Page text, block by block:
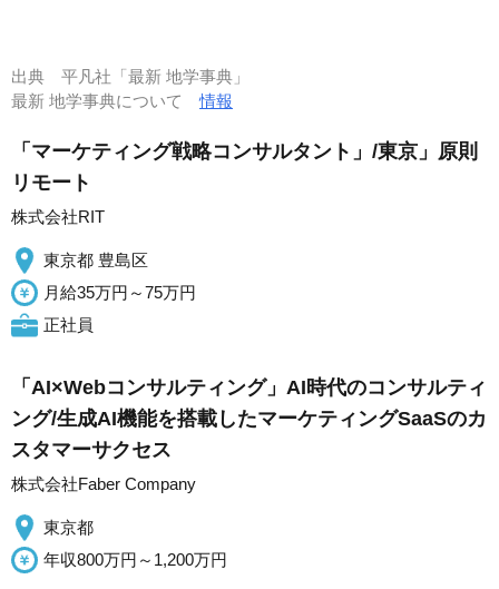
出典 平凡社「最新 地学事典」
最新 地学事典について情報
「マーケティング戦略コンサルタント」/東京」原則
リモート
株式会社RIT
東京都 豊島区
月給35万円～75万円
正社員
「AI×Webコンサルティング」AI時代のコンサルティ
ング/生成AI機能を搭載したマーケティングSaaSのカ
スタマーサクセス
株式会社Faber Company
東京都
年収800万円～1,200万円